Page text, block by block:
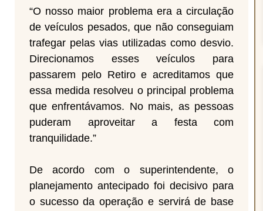
“O nosso maior problema era a circulação
de veículos pesados, que não conseguiam
trafegar pelas vias utilizadas como desvio.
Direcionamos esses veículos para
passarem pelo Retiro e acreditamos que
essa medida resolveu o principal problema
que enfrentávamos. No mais, as pessoas
puderam aproveitar a festa com
tranquilidade.”
De acordo com o superintendente, o
planejamento antecipado foi decisivo para
o sucesso da operação e servirá de base